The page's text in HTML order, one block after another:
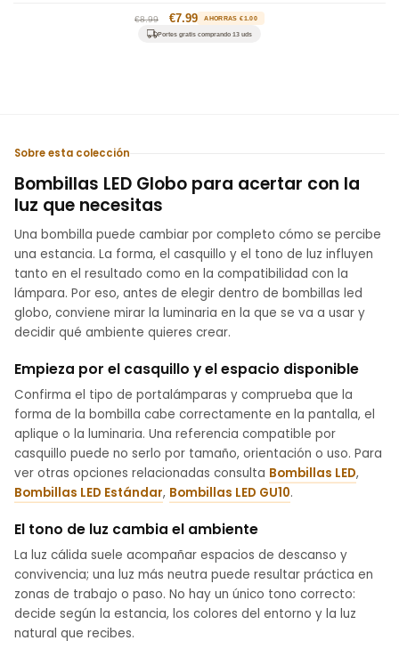
Precio
habitual
€8.99
Precio
de
€7.99 AHORRAS €1.00
Portes gratis comprando 13 uds
Sobre esta colección
Bombillas LED Globo para acertar con la
luz que necesitas
Una bombilla puede cambiar por completo cómo se percibe
una estancia. La forma, el casquillo y el tono de luz influyen
tanto en el resultado como en la compatibilidad con la
lámpara. Por eso, antes de elegir dentro de bombillas led
globo, conviene mirar la luminaria en la que se va a usar y
decidir qué ambiente quieres crear.
Empieza por el casquillo y el espacio disponible
Confirma el tipo de portalámparas y comprueba que la
forma de la bombilla cabe correctamente en la pantalla, el
aplique o la luminaria. Una referencia compatible por
casquillo puede no serlo por tamaño, orientación o uso. Para
ver otras opciones relacionadas consulta Bombillas LED,
Bombillas LED Estándar, Bombillas LED GU10.
El tono de luz cambia el ambiente
La luz cálida suele acompañar espacios de descanso y
convivencia; una luz más neutra puede resultar práctica en
zonas de trabajo o paso. No hay un único tono correcto:
decide según la estancia, los colores del entorno y la luz
natural que recibes.